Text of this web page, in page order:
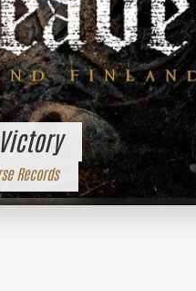
Records